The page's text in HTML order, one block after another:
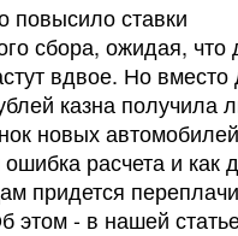
повысило ставки
сбора, ожидая, что
вдвое. Но вместо
казна получила
новых автомобилей
расчета и как
придется
этом - в нашей